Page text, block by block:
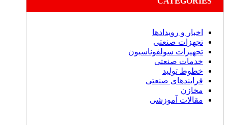
اخبار و رویدادها
تجهزات صنعتی
تجهیزات سولفوناسیون
خدمات صنعتی
خطوط تولید
فرایندهای صنعتی
مخازن
مقالات آموزشی